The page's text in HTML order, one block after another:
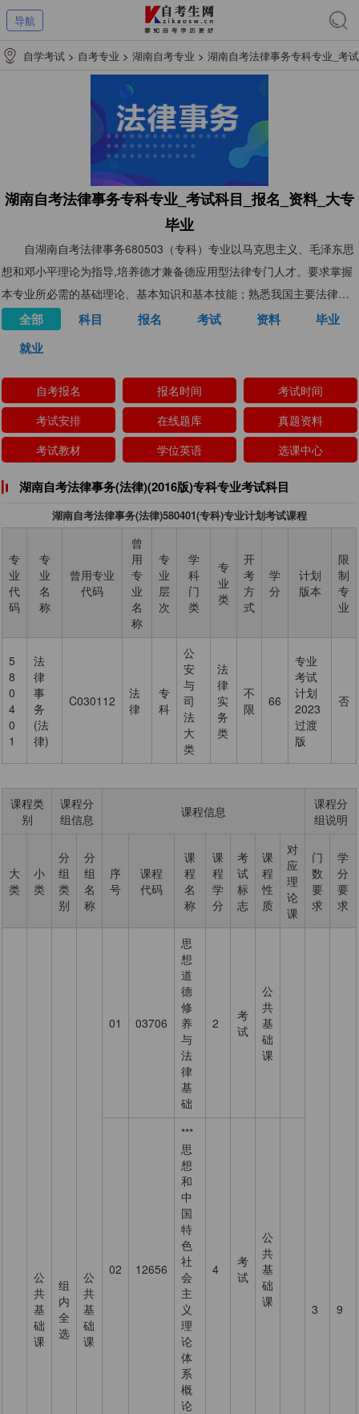
导航
自学考试 > 自考专业 > 湖南自考专业 > 湖南自考法律事务专科专业_考试
湖南自考法律事务专科专业_考试科目_报名_资料_大专
毕业
自湖南自考法律事务680503（专科）专业以马克思主义、毛泽东思
想和邓小平理论为指导,培养德才兼备德应用型法律专门人才。要求掌握
本专业所必需的基础理论、基本知识和基本技能；熟悉我国主要法律、
法规以及有关的方针政策，具有一定的分析和解决法律实际问题的能
全部 科目 报名 考试 资料
毕业
就业
自考报名 报名时间
考试时间
考试安排
在线题库
真题资料
考试教材
学位英语 选课中心
湖南自考法律事务(法律)(2016版)专科专业考试科目
湖南自考法律事务(法律)580401(专科)专业计划考试课程
专
业
代
码
专
业
名
称
曾用专业
代码
曾
用
专
业
名
称
专
业
层
次
学
科
门
类
专
业
类
开
考
方
式
学
分
计划
版本
限
制
专
业
5
8
0
4
0
1
法
律
事
务
(法
律)
C030112
法
律
专
科
公
安
与
司
法
大
类
法
律
实
务
类
不
限
66
专业
考试
计划
2023
过渡
版
否
课程类
别
课程分
组信息
课程信息
课程分
组说明
大
类
小
类
分
组
类
别
分
组
名
称
序
号
课程
代码
课
程
名
称
课
程
学
分
考
试
标
志
课
程
性
质
对
应
理
论
课
门
数
要
求
学
分
要
求
公
共
基
础
课
组
内
全
选
公
共
基
础
课
01 03706
思
想
道
德
修
养
与
法
律
基
础
2
考
试
公
共
基
础
课
3 9
02 12656
***
思
想
和
中
国
特
色
社
会
主
义
理
论
体
系
概
论
4
考
试
公
共
基
础
课